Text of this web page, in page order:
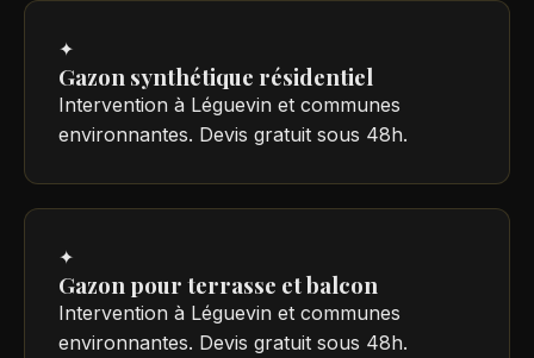
✦
Gazon synthétique résidentiel
Intervention à Léguevin et communes
environnantes. Devis gratuit sous 48h.
✦
Gazon pour terrasse et balcon
Intervention à Léguevin et communes
environnantes. Devis gratuit sous 48h.